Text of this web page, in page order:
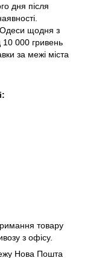
дня після
Одеси щодня з
000 гривень
за межі міста
товару
з офісу.
Нова Пошта